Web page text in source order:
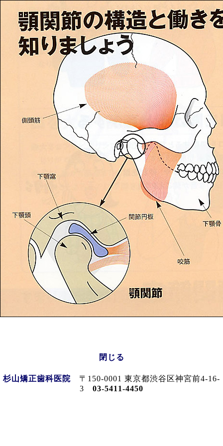
閉じる
杉山矯正歯科医院 〒150-0001 東京都渋谷区神宮前4-16-
3 03-5411-4450